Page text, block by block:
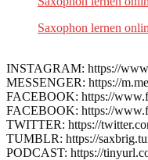
Saxophon lernen
INSTAGRAM: https://
MESSENGER: https://
FACEBOOK: https://
FACEBOOK: https://
TWITTER: https://
TUMBLR: https://
PODCAST: https://